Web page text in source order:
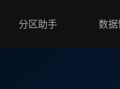
分区助手 数据